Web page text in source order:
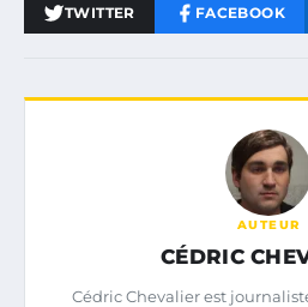
TWITTER FACEBOOK
AUTEUR
CÉDRIC
Cédric Chevalier est